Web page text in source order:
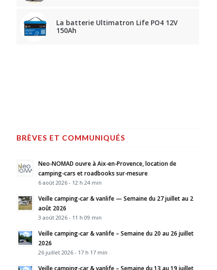
La batterie Ultimatron Life PO4 12V
150Ah
BRÈVES ET COMMUNIQUÉS
Neo-NOMAD ouvre à Aix-en-Provence, location de
camping-cars et roadbooks sur-mesure
6 août 2026 - 12 h 24 min
Veille camping-car & vanlife — Semaine du 27 juillet au 2
août 2026
3 août 2026 - 11 h 09 min
Veille camping-car & vanlife – Semaine du 20 au 26 juillet
2026
26 juillet 2026 - 17 h 17 min
Veille camping-car & vanlife – Semaine du 13 au 19 juillet